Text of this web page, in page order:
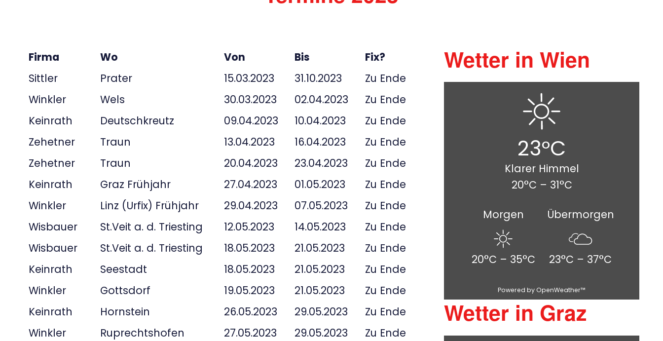
Firma Wo Von Bis
Fix?
Sittler
Prater 15.03.2023 31.10.2023
Zu Ende
Winkler
Wels 30.03.2023 02.04.2023
Zu Ende
Keinrath
Deutschkreutz 09.04.2023 10.04.2023
Zu Ende
Zehetner
Traun 13.04.2023 16.04.2023
Zu Ende
Zehetner
Traun 20.04.2023 23.04.2023
Zu Ende
Keinrath
Graz Frühjahr 27.04.2023 01.05.2023
Zu Ende
Winkler
Linz (Urfix) Frühjahr 29.04.2023 07.05.2023
Zu Ende
Wisbauer
St.Veit a. d. Triesting 12.05.2023 14.05.2023
Zu Ende
Wisbauer
St.Veit a. d. Triesting 18.05.2023 21.05.2023
Zu Ende
Keinrath
Seestadt 18.05.2023 21.05.2023
Zu Ende
Winkler
Gottsdorf 19.05.2023 21.05.2023
Zu Ende
Keinrath
Hornstein 26.05.2023 29.05.2023
Zu Ende
Winkler
Ruprechtshofen 27.05.2023 29.05.2023
Zu Ende
Wetter in Wien
23°C
Klarer Himmel
20°C – 31°C
Morgen
20°C – 35°C
Übermorgen
23°C – 37°C
Powered by OpenWeather™
Wetter in Graz